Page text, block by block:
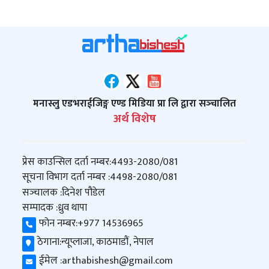
मनास्लु एडभराईजिङ्ग एण्ड मिडिया प्रा लि द्वारा सञ्‍चालित
अर्थ विशेष
प्रेस काउन्सिल दर्ता नम्बर:4493-2080/081
सूचना विभाग दर्ता नम्बर :4498-2080/081
सञ्‍चालक :दिनेश पौडेल
सम्पादक :ध्रुव थापा
फोन नम्बर:+977 14536965
ठेगाना:न्यूप्लाजा, काठमाडौं, नेपाल
ईमेल :arthabishesh@gmail.com